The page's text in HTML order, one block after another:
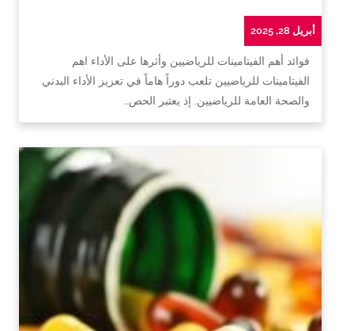
أبريل 28, 2025
فوائد أهم الفيتامينات للرياضيين وأثرها على الأداء اهم
الفيتامينات للرياضيين تلعب دوراً هاماً في تعزيز الأداء البدني
والصحة العامة للرياضيين. إذ يعتبر الحص…